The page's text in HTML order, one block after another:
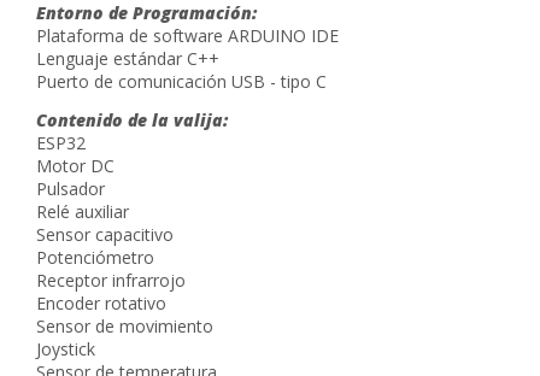
Entorno de Programación:
Plataforma de software ARDUINO IDE
Lenguaje estándar C++
Puerto de comunicación USB - tipo C
Contenido de la valija:
ESP32
Motor DC
Pulsador
Relé auxiliar
Sensor capacitivo
Potenciómetro
Receptor infrarrojo
Encoder rotativo
Sensor de movimiento
Joystick